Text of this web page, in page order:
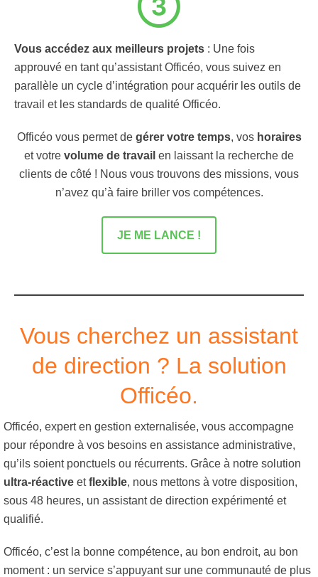
Vous accédez aux meilleurs projets : Une fois
approuvé en tant qu’assistant Officéo, vous suivez en
parallèle un cycle d’intégration pour acquérir les outils de
travail et les standards de qualité Officéo.
Officéo vous permet degérer votre temps, vos horaires
et votre volume de travail en laissant la recherche de
clients de côté ! Nous vous trouvons des missions, vous
n’avez qu’à faire briller vos compétences.
JE ME LANCE !
Vous cherchez un assistant
de direction ? La solution
Officéo.
Officéo, expert en gestion externalisée, vous accompagne
pour répondre à vos besoins en assistance administrative,
qu’ils soient ponctuels ou récurrents. Grâce à notre solution
ultra-réactive etflexible, nous mettons à votre disposition,
sous 48 heures, un assistant de direction expérimenté et
qualifié.
Officéo, c’est la bonne compétence, au bon endroit, au bon
moment: un service s’appuyant sur une communauté de plus